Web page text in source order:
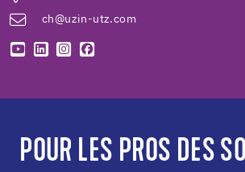
ch@uzin-utz.com
POUR LES PROS DES